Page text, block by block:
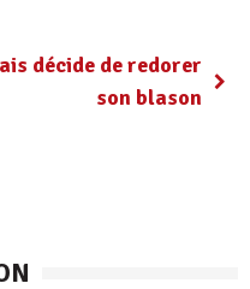
décide de redorer
son blason